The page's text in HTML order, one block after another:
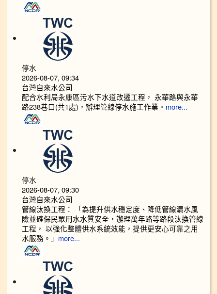
停水
2026-08-07, 09:34
台灣自來水公司
配合水利局永康區污水下水道改遷工程， 永華路與永華
路238巷口(共1處)，辦理管線停水施工作業。 more...
停水
2026-08-07, 09:30
台灣自來水公司
管線汰換工程： 「為提升供水穩定度、降低管線漏水風
險並確保民眾用水水質安全，辦理萬年路等路段汰換管線
工程， 以強化整體供水系統效能，提供更安心可靠之用
水服務。」
more...